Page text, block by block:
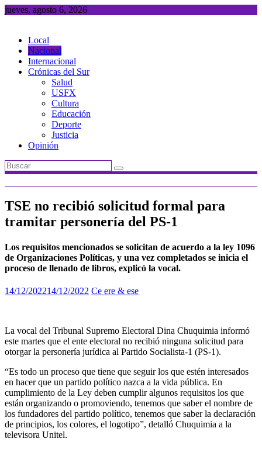
Saltar
jueves, agosto 6, 2026
Local
Nacional
Internacional
Crónicas del Sur
Salud
USFX
Cultura
Educación
Deporte
Justicia
Opinión
TSE no recibió solicitud formal para
tramitar personería del PS-1
Los requisitos mencionados se solicitan de acuerdo a la ley 1096
de Organizaciones Políticas, y una vez completados se inicia el
proceso de llenado de libros, explicó la vocal.
14/12/202214/12/2022 Ce ere & ese
La vocal del Tribunal Supremo Electoral Dina Chuquimia informó
este martes que el ente electoral no recibió ninguna solicitud para
otorgar la personería jurídica al Partido Socialista-1 (PS-1).
“Es todo un proceso que tiene que seguir los que estén interesados
en hacer que un partido político nazca a la vida pública. En
cumplimiento de la Ley deben cumplir algunos requisitos los que
están organizando o promoviendo, tenemos que saber el nombre de
los fundadores del partido político, tenemos que saber la declaración
de principios, los colores, el logotipo”, detalló Chuquimia a la
televisora Unitel.